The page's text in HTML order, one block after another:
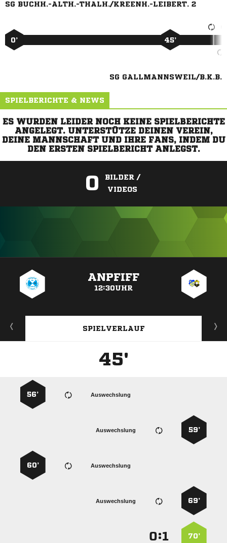
SG BUCHH.-ALTH.-THALH./KREENH.-LEIBERT. 2
0’ 45’
SG GALLMANNSWEIL/B.K.B.
SPIELBERICHTE & NEWS
ES WURDEN LEIDER NOCH KEINE SPIELBERICHTE
ANGELEGT. UNTERSTÜTZE DEINEN VEREIN,
DEINE MANNSCHAFT UND IHRE FANS, INDEM DU
DEN ERSTEN SPIELBERICHT ANLEGST.
0
BILDER /
VIDEOS
ANPFIFF
12:30UHR
SPIELVERLAUF
45'
Auswechslung
56’
59’
Auswechslung
Auswechslung
60’
69’
Auswechslung
70’
: